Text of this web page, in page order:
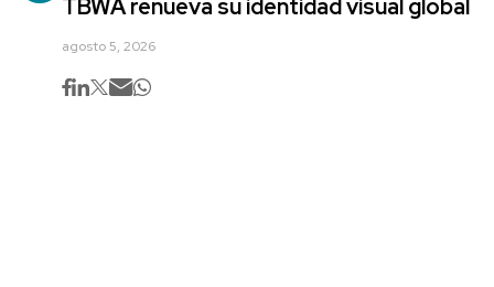
TBWA renueva su identidad visual global
agosto 5, 2026